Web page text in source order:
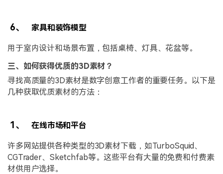
6、 家具和装饰模型
用于室内设计和场景布置，包括桌椅、灯具、花盆等。
三、如何获得优质的3D素材？
寻找高质量的3D素材是数字创意工作者的重要任务。以下是
几种获取优质素材的方法：
1、 在线市场和平台
许多网站提供各种类型的3D素材下载，如TurboSquid、
CGTrader、Sketchfab等。这些平台有大量的免费和付费素
材供用户选择。